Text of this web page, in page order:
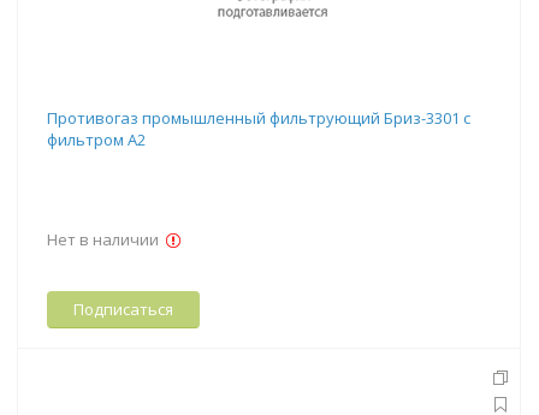
Противогаз промышленный фильтрующий Бриз-3301 с
фильтром А2
Нет в наличии
Подписаться